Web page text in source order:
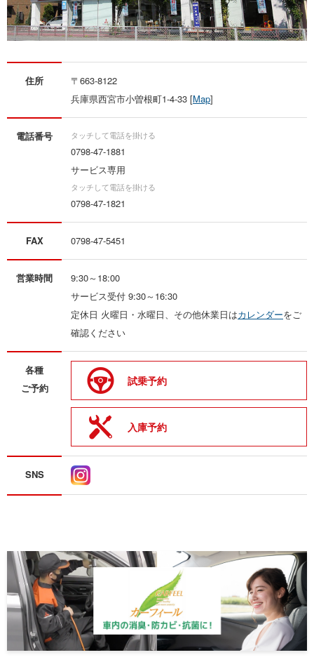
住所
〒663-8122
兵庫県西宮市小曽根町1‐4‐33 [Map]
電話番号
0798-47-1881
サービス専用
0798-47-1821
FAX 0798-47-5451
営業時間
9:30～18:00
サービス受付 9:30～16:30
定休日 火曜日・水曜日、その他休業日はカレンダーをご
確認ください
各種
ご予約
試乗予約
入庫予約
SNS